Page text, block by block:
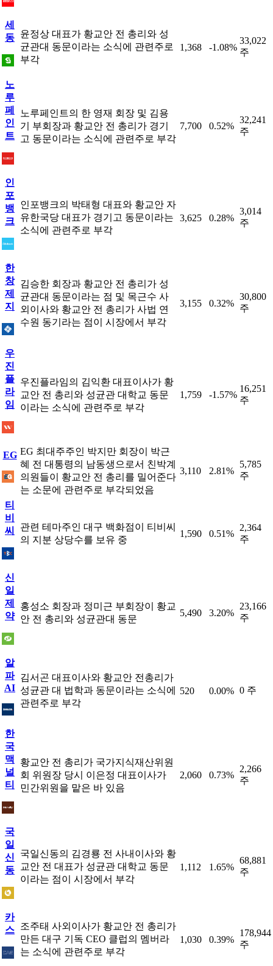
세
동 윤정상 대표가 황교안 전 총리와 성
균관대 동문이라는 소식에 관련주로
부각
1,368 -1.08%
33,022
주
노
루
페
인
트
노루페인트의 한 영재 회장 및 김용
기 부회장과 황교안 전 총리가 경기
고 동문이라는 소식에 관련주로 부각
7,700 0.52%
32,241
주
인
포
뱅
크
인포뱅크의 박태형 대표와 황교안 자
유한국당 대표가 경기고 동문이라는
소식에 관련주로 부각
3,625 0.28%
3,014
주
한
창
제
지
김승한 회장과 황교안 전 총리가 성
균관대 동문이라는 점 및 목근수 사
외이사와 황교안 전 총리가 사법 연
수원 동기라는 점이 시장에서 부각
3,155 0.32%
30,800
주
우
진
플
라
임
우진플라임의 김익환 대표이사가 황
교안 전 총리와 성균관 대학교 동문
이라는 소식에 관련주로 부각
1,759 -1.57%
16,251
주
EG EG 최대주주인 박지만 회장이 박근
혜 전 대통령의 남동생으로서 친박계
의원들이 황교안 전 총리를 밀어준다
는 소문에 관련주로 부각되었음
3,110 2.81%
5,785
주
티
비
씨
관련 테마주인 대구 백화점이 티비씨
의 지분 상당수를 보유 중
1,590 0.51%
2,364
주
신
일
제
약
홍성소 회장과 정미근 부회장이 황교
안 전 총리와 성균관대 동문
5,490 3.20%
23,166
주
알
파
AI
김서곤 대표이사와 황교안 전총리가
성균관 대 법학과 동문이라는 소식에
관련주로 부각
520 0.00% 0 주
한
국
맥
널
티
황교안 전 총리가 국가지식재산위원
회 위원장 당시 이은정 대표이사가
민간위원을 맡은 바 있음
2,060 0.73%
2,266
주
국
일
신
동
국일신동의 김경룡 전 사내이사와 황
교안 전 대표가 성균관 대학교 동문
이라는 점이 시장에서 부각
1,112 1.65%
68,881
주
카
스 조주태 사외이사가 황교안 전 총리가
만든 대구 기독 CEO 클럽의 멤버라
는 소식에 관련주로 부각
1,030 0.39%
178,944
주